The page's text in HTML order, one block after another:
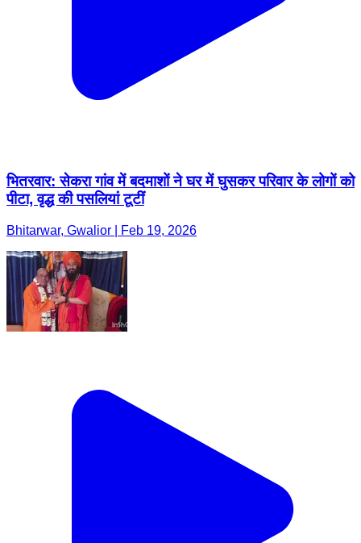
भितरवार: सेकरा गांव में बदमाशों ने घर में घुसकर परिवार के लोगों को
पीटा, वृद्ध की पसलियां टूटीं
Bhitarwar, Gwalior | Feb 19, 2026